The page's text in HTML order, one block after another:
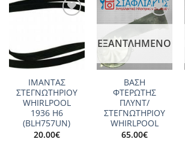
ΙΜΑΝΤΑΣ
ΣΤΕΓΝΩΤΗΡΙΟΥ
WHIRLPOOL
1936 H6
(BLH757UN)
20.00€
Add to
wishlist
ΕΞΑΝΤΛΗΜΈΝΟ
ΒΑΣΗ
ΦΤΕΡΩΤΗΣ
ΠΛΥΝΤ/
ΣΤΕΓΝΩΤΗΡΙΟΥ
WHIRLPOOL
65.00€